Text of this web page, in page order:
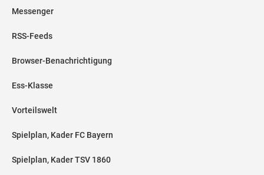
Messenger
RSS-Feeds
Browser-Benachrichtigung
Ess-Klasse
Vorteilswelt
Spielplan, Kader FC Bayern
Spielplan, Kader TSV 1860